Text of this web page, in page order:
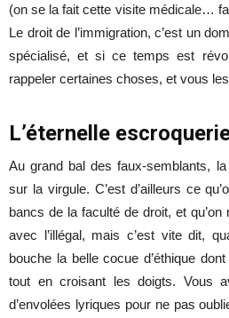
(on se la fait cette visite médicale…
Le droit de l’immigration, c’est un
spécialisé, et si ce temps est
rappeler certaines choses, et vous
L’éternelle
Au grand bal des faux-semblants,
sur la virgule. C’est d’ailleurs ce
bancs de la faculté de droit, et
avec l’illégal, mais c’est vite dit,
bouche la belle cocue d’éthique
tout en croisant les doigts. Vous
d’envolées lyriques pour ne pas